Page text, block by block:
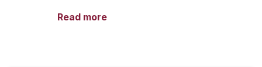
Read more